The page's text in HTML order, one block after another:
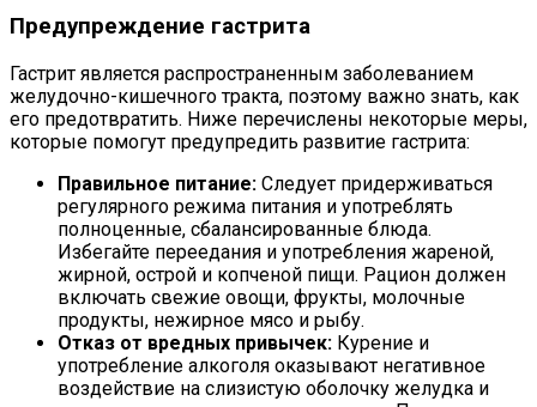
Предупреждение гастрита
Гастрит является распространенным заболеванием
желудочно-кишечного тракта, поэтому важно знать, как
его предотвратить. Ниже перечислены некоторые меры,
которые помогут предупредить развитие гастрита:
Правильное питание: Следует придерживаться
регулярного режима питания и употреблять
полноценные, сбалансированные блюда.
Избегайте переедания и употребления жареной,
жирной, острой и копченой пищи. Рацион должен
включать свежие овощи, фрукты, молочные
продукты, нежирное мясо и рыбу.
Отказ от вредных привычек: Курение и
употребление алкоголя оказывают негативное
воздействие на слизистую оболочку желудка и